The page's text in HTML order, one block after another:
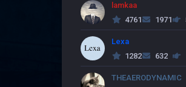
lamkaa
4761
1971
Lexa
1282
632
THEAERODYNAMIC